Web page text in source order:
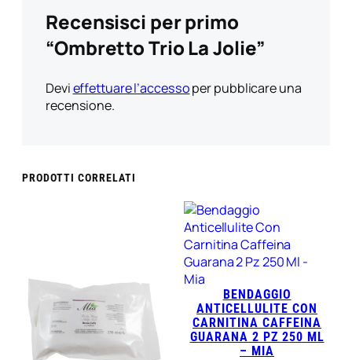
Recensisci per primo
“Ombretto Trio La Jolie”
Devieffettuare l’accessoper pubblicare una
recensione.
PRODOTTI CORRELATI
BENDAGGIO
ANTICELLULITE CON
CARNITINA CAFFEINA
GUARANA 2 PZ 250 ML
– MIA